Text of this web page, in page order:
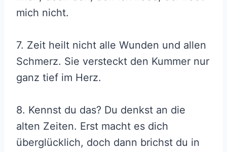
mich nicht.
7. Zeit heilt nicht alle Wunden und allen
Schmerz. Sie versteckt den Kummer nur
ganz tief im Herz.
8. Kennst du das? Du denkst an die
alten Zeiten. Erst macht es dich
überglücklich, doch dann brichst du in